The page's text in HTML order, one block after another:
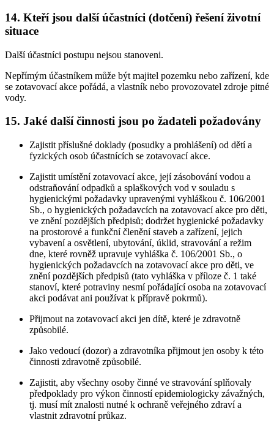
14. Kteří jsou další účastníci (dotčení) řešení životní
situace
Další účastníci postupu nejsou stanoveni.
Nepřímým účastníkem může být majitel pozemku nebo zařízení, kde
se zotavovací akce pořádá, a vlastník nebo provozovatel zdroje pitné
vody.
15. Jaké další činnosti jsou po žadateli požadovány
Zajistit příslušné doklady (posudky a prohlášení) od dětí a
fyzických osob účastnících se zotavovací akce.
Zajistit umístění zotavovací akce, její zásobování vodou a
odstraňování odpadků a splaškových vod v souladu s
hygienickými požadavky upravenými vyhláškou č. 106/2001
Sb., o hygienických požadavcích na zotavovací akce pro děti,
ve znění pozdějších předpisů; dodržet hygienické požadavky
na prostorové a funkční členění staveb a zařízení, jejich
vybavení a osvětlení, ubytování, úklid, stravování a režim
dne, které rovněž upravuje vyhláška č. 106/2001 Sb., o
hygienických požadavcích na zotavovací akce pro děti, ve
znění pozdějších předpisů (tato vyhláška v příloze č. 1 také
stanoví, které potraviny nesmí pořádající osoba na zotavovací
akci podávat ani používat k přípravě pokrmů).
Přijmout na zotavovací akci jen dítě, které je zdravotně
způsobilé.
Jako vedoucí (dozor) a zdravotníka přijmout jen osoby k této
činnosti zdravotně způsobilé.
Zajistit, aby všechny osoby činné ve stravování splňovaly
předpoklady pro výkon činností epidemiologicky závažných,
tj. musí mít znalosti nutné k ochraně veřejného zdraví a
vlastnit zdravotní průkaz.